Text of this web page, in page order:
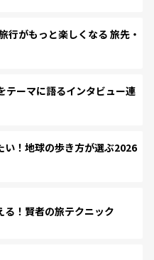
がもっと楽しくなる 旅先・
テーマに語るインタビュー連
い！地球の歩き方が選ぶ2026
る！賢者の旅テクニック